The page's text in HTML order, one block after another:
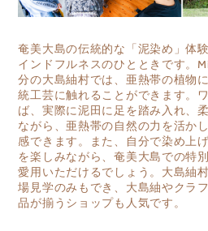
奄美大島の伝統的な「泥染め」体
インドフルネスのひとときです。
分の大島紬村では、亜熱帯の植物
統工芸に触れることができます。
ば、実際に泥田に足を踏み入れ、
ながら、亜熱帯の自然の力を活か
感できます。また、自分で染め上
を楽しみながら、奄美大島での特
愛用いただけるでしょう。大島紬
場見学のみもでき、大島紬やクラ
品が揃うショップも人気です。